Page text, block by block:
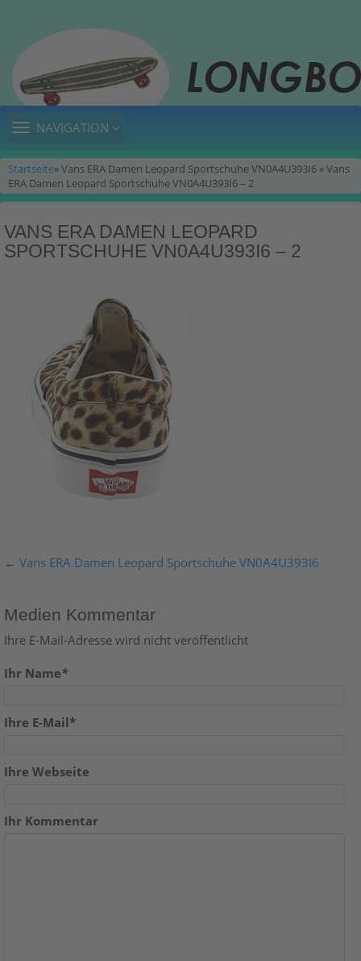
TOGGLE
NAVIGATION
Startseite» Vans ERA Damen Leopard Sportschuhe VN0A4U393I6 » Vans
ERA Damen Leopard Sportschuhe VN0A4U393I6 – 2
VANS ERA DAMEN LEOPARD
SPORTSCHUHE VN0A4U393I6 – 2
← Vans ERA Damen Leopard Sportschuhe VN0A4U393I6
Medien Kommentar
Ihre E-Mail-Adresse wird nicht veröffentlicht
Ihr Name*
Ihre E-Mail*
Ihre Webseite
Ihr Kommentar